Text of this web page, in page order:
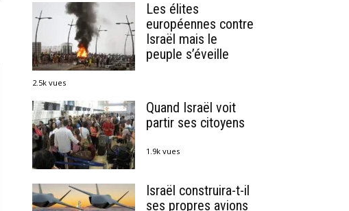
Les élites
européennes contre
Israël mais le
peuple s’éveille
2.5k vues
Quand Israël voit
partir ses citoyens
1.9k vues
Israël construira-t-il
ses propres avions